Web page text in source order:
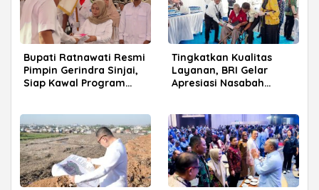
Bupati Ratnawati Resmi
Pimpin Gerindra Sinjai,
Siap Kawal Program
Tingkatkan Kualitas
Layanan, BRI Gelar
Apresiasi Nasabah